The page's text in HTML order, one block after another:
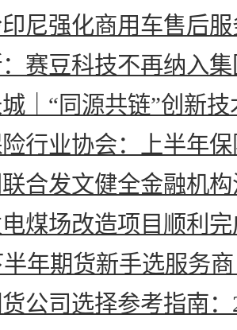
尼强化商用车售后
赛豆科技不再纳入
｜“同源共链”创新
行业协会：上半年
合发文健全金融机
煤场改造项目顺利
半年期货新手选服务
公司选择参考指南